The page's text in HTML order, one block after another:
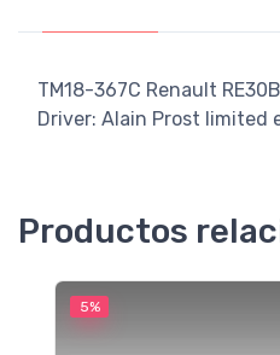
TM18-367C Renault
Driver: Alain Prost limited
Productos
5%